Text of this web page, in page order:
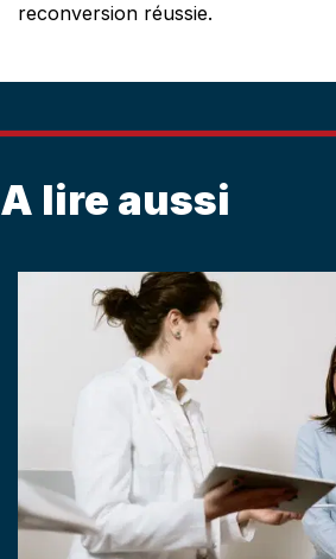
reconversion réussie.
A lire aussi